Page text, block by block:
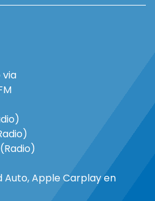
via
Auto, Apple Carplay en